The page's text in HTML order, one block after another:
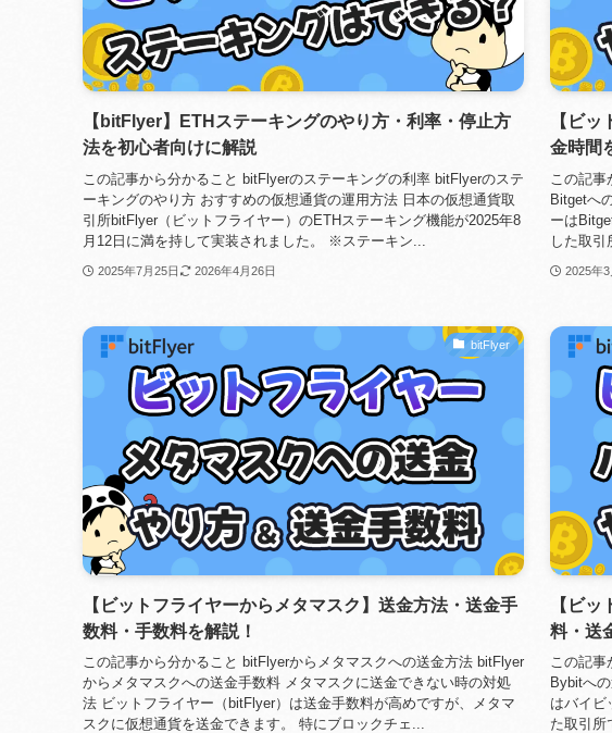
【bitFlyer】ETHステーキングのやり方・利率・停止方
法を初心者向けに解説
この記事から分かること bitFlyerのステーキングの利率 bitFlyerのステ
ーキングのやり方 おすすめの仮想通貨の運用方法 日本の仮想通貨取
引所bitFlyer（ビットフライヤー）のETHステーキング機能が2025年8
月12日に満を持して実装されました。 ※ステーキン...
2025年7月25日 2026年4月26日
【ビ
金時間
この記
Bitgetへ
ーは
した取引
2025年3
bitFlyer
【ビットフライヤーからメタマスク】送金方法・送金手
数料・手数料を解説！
この記事から分かること bitFlyerからメタマスクへの送金方法 bitFlyer
からメタマスクへの送金手数料 メタマスクに送金できない時の対処
法 ビットフライヤー（bitFlyer）は送金手数料が高めですが、メタマ
スクに仮想通貨を送金できます。 特にブロックチェ...
【ビ
料・送
この記事
Bybitへ
はバイビ
た取引所